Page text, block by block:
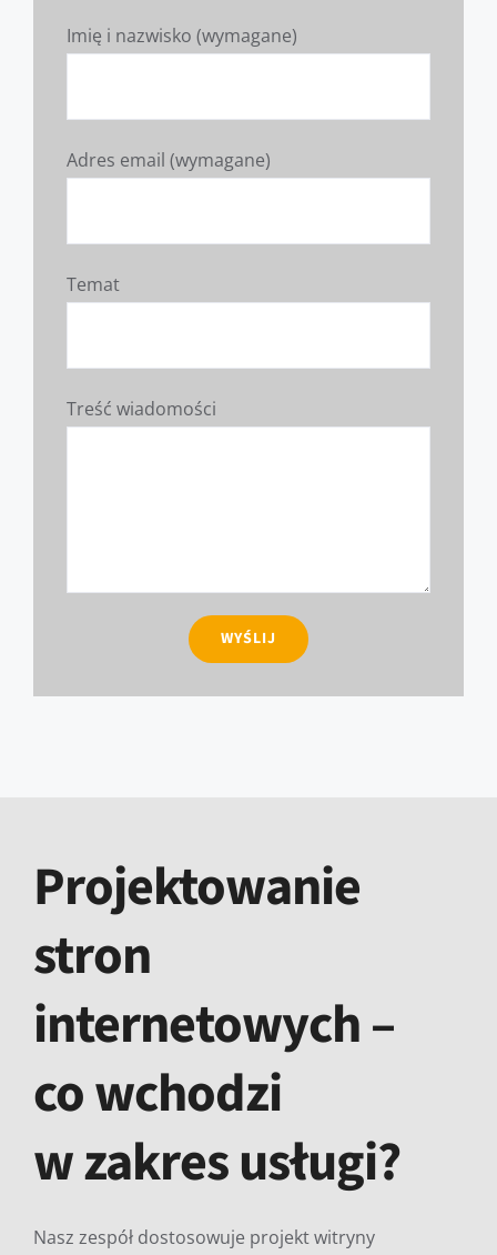
Imię i nazwisko (wymagane)
Adres email (wymagane)
Temat
Treść wiadomości
Projektowanie
stron
internetowych –
co wchodzi
w zakres usługi?
Nasz zespół dostosowuje projekt witryny